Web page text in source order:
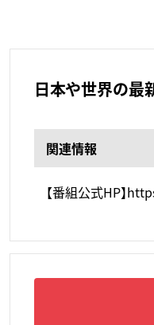
日本や世界の最
関連情報
【番組公式HP】